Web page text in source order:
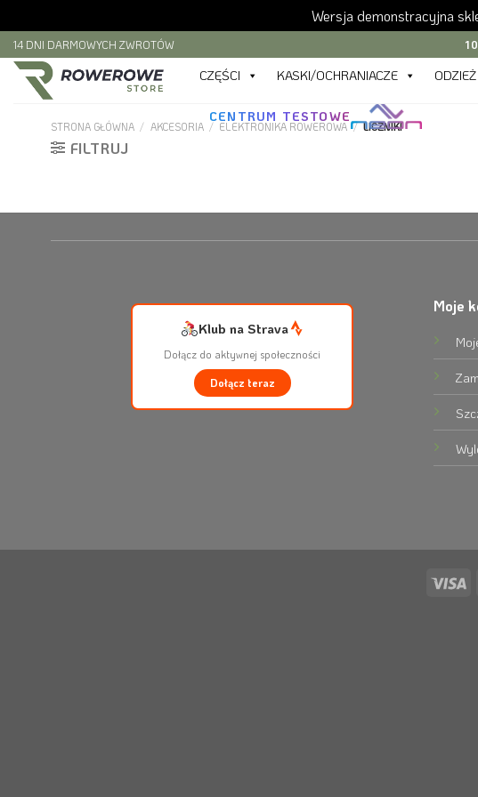
Wersja demonstracyjna
Skip
to
content
14 DNI DARMOWYCH ZWROTÓW
CZĘŚCI KASKI/OCHRANIACZE ODZIEŻ
CENTRUM TESTOWE
STRONA GŁÓWNA / AKCESORIA / ELEKTRONIKA ROWEROWA / LICZNIKI
FILTRUJ
Klub na Strava
Dołącz do aktywnej społeczności
Dołącz teraz
Moje